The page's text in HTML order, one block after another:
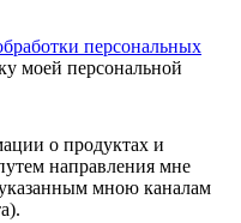
персональных
моей персональной
о продуктах и
направления мне
мною каналам